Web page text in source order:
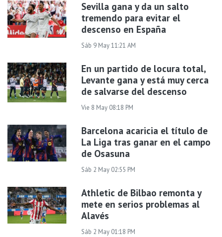
Sevilla gana y da un salto
tremendo para evitar el
descenso en España
Sáb 9 May 11:21 AM
En un partido de locura total,
Levante gana y está muy cerca
de salvarse del descenso
Vie 8 May 08:18 PM
Barcelona acaricia el título de
La Liga tras ganar en el campo
de Osasuna
Sáb 2 May 02:55 PM
Athletic de Bilbao remonta y
mete en serios problemas al
Alavés
Sáb 2 May 01:18 PM